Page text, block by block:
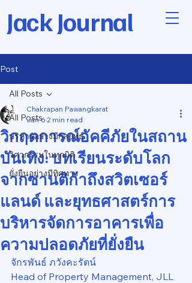
Jack Journal
Post
All Posts
บริหารอย่างมีกลยุทธ์
วิศวกรรมในทุกมิติ
ยั่งยืนอย่างมีทิศทาง
All Posts
วิกฤตการณ์อัคคีภัยในสถาน
บันเทิง: บทเรียนระดับโลก
จากซานติก้าถึงสวิตเซอร์
แลนด์ และยุทธศาสตร์การ
บริหารจัดการอาคารเพื่อ
ความปลอดภัยที่ยั่งยืน
Chakrapan Pawangkarat
Jan 6 2 min read
จักรพันธ์ ภวังคะรัตน์
Head of Property Management, JLL